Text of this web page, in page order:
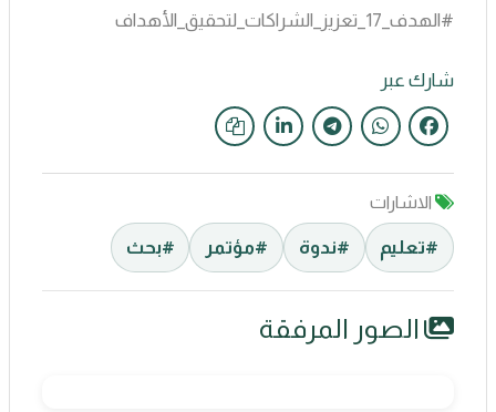
#الهدف_17_تعزيز_الشراكات_لتحقيق_الأهداف
شارك عبر
الاشارات
#تعليم #ندوة #مؤتمر #بحث
الصور المرفقة